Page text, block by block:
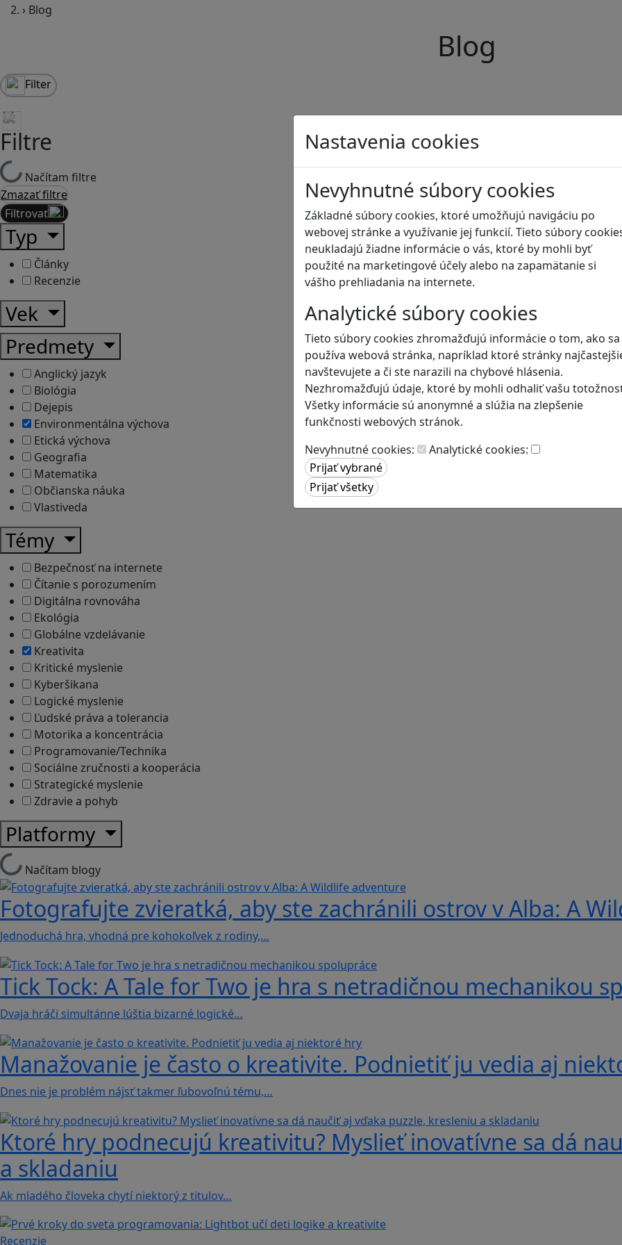
Nastavenia cookies
Nevyhnutné súbory cookies
Základné súbory cookies, ktoré umožňujú navigáciu po
webovej stránke a využívanie jej funkcií. Tieto súbory
neukladajú žiadne informácie o vás, ktoré by mohli byť
použité na marketingové účely alebo na zapamätanie si
vášho prehliadania na internete.
Analytické súbory cookies
Tieto súbory cookies zhromažďujú informácie o tom, ako sa
používa webová stránka, napríklad ktoré stránky
navštevujete a či ste narazili na chybové hlásenia.
Nezhromažďujú údaje, ktoré by mohli odhaliť vašu
Všetky informácie sú anonymné a slúžia na zlepšenie
funkčnosti webových stránok.
Nevyhnutné cookies:
Analytické cookies:
› Blog
Blog
Filter
Filtre
Načítam filtre
Zmazať filtre
Filtrovať
Typ
Články
Recenzie
Vek
Predmety
Anglický jazyk
Biológia
Dejepis
Environmentálna výchova
Etická výchova
Geografia
Matematika
Občianska náuka
Vlastiveda
Témy
Bezpečnosť na internete
Čítanie s porozumením
Digitálna rovnováha
Ekológia
Globálne vzdelávanie
Kreativita
Kritické myslenie
Kyberšikana
Logické myslenie
Ľudské práva a tolerancia
Motorika a koncentrácia
Programovanie/Technika
Sociálne zručnosti a kooperácia
Strategické myslenie
Zdravie a pohyb
Platformy
Načítam blogy
Fotografujte zvieratká, aby ste zachránili ostrov v Alba: A
Jednoduchá hra, vhodná pre kohokoľvek z rodiny,…
Tick Tock: A Tale for Tw‪o je hra s netradičnou mechanikou
Dvaja hráči simultánne lúštia bizarné logické…
Manažovanie je často o kreativite. Podnietiť ju vedia aj
Dnes nie je problém nájsť takmer ľubovoľnú tému,…
Ktoré hry podnecujú kreativitu? Myslieť inovatívne sa dá
a skladaniu
Ak mladého človeka chytí niektorý z titulov…
Recenzie